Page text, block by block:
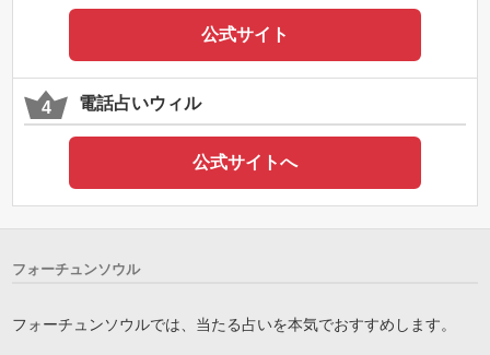
公式サイト
電話占いウィル
公式サイトへ
フォーチュンソウル
フォーチュンソウルでは、当たる占いを本気でおすすめします。